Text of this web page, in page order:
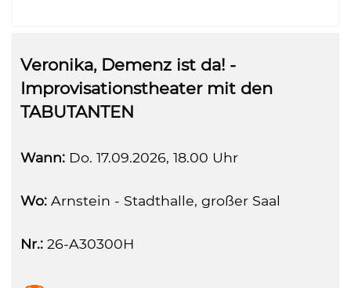
Veronika, Demenz ist da! -
Improvisationstheater mit den
TABUTANTEN
Wann: Do. 17.09.2026, 18.00 Uhr
Wo: Arnstein - Stadthalle, großer Saal
Nr.: 26-A30300H